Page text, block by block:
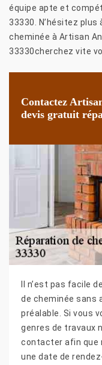
équipe apte et
33330. N’hésitez
cheminée à Artisan
33330cherchez vite
Contactez
devis gratuit
Il n’est pas facile
de cheminée sans
préalable. Si vous
genres de travaux
contacter afin que
une date de